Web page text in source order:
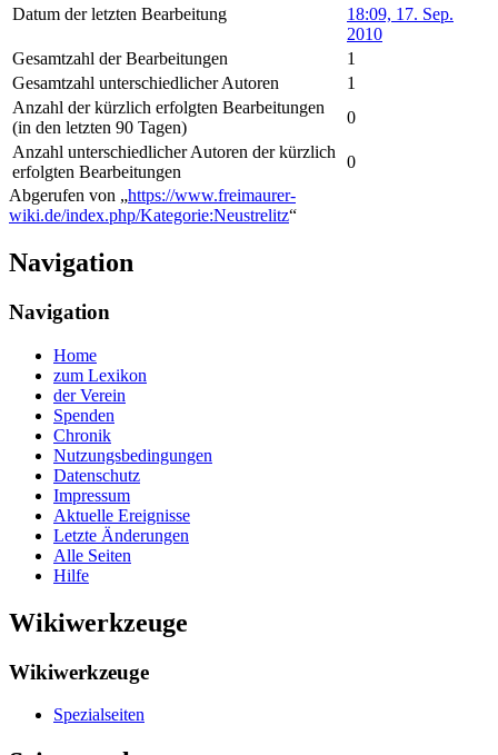
Datum der letzten Bearbeitung
18:09, 17. Sep.
2010
Gesamtzahl der Bearbeitungen
1
Gesamtzahl unterschiedlicher Autoren
1
Anzahl der kürzlich erfolgten Bearbeitungen
(in den letzten 90 Tagen)
0
Anzahl unterschiedlicher Autoren der kürzlich
erfolgten Bearbeitungen
0
Abgerufen von „https://www.freimaurer-
wiki.de/index.php/Kategorie:Neustrelitz“
Navigation
Navigation
Home
zum Lexikon
der Verein
Spenden
Chronik
Nutzungsbedingungen
Datenschutz
Impressum
Aktuelle Ereignisse
Letzte Änderungen
Alle Seiten
Hilfe
Wikiwerkzeuge
Wikiwerkzeuge
Spezialseiten